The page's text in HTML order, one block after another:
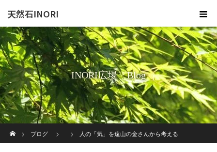
天然石INORI
INORI広場 Blog
ブログ
人の「気」を遠山の金さんから考える